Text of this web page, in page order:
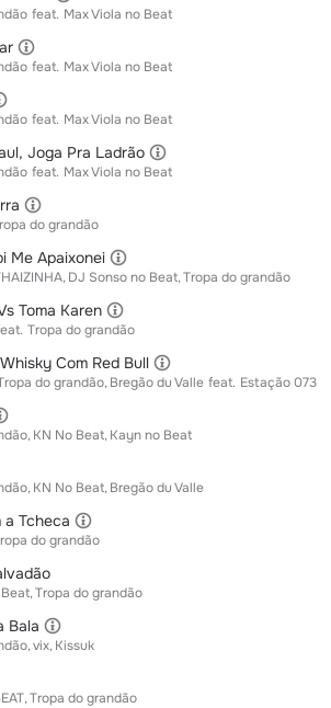
feat. Max Viola no Beat
feat. Max Viola no Beat
feat. Max Viola no Beat
Joga Pra Ladrão
feat. Max Viola no Beat
do grandão
Me Apaixonei
DJ Sonso no Beat Tropa do grandão
Toma Karen
Tropa do grandão
Com Red Bull
do grandão Bregão du Valle feat. Estação 073
KN No Beat Kayn no Beat
KN No Beat Bregão du Valle
a Tcheca
do grandão
Tropa do grandão
Bala
vix Kissuk
Tropa do grandão